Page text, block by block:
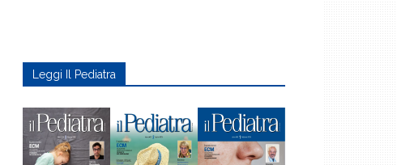
Leggi Il Pediatra